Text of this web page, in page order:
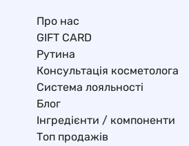
Про нас
GIFT CARD
Рутина
Консультація косметолога
Система лояльності
Блог
Інгредієнти / компоненти
Топ продажів